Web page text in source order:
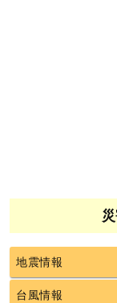
地震情報
台風情報